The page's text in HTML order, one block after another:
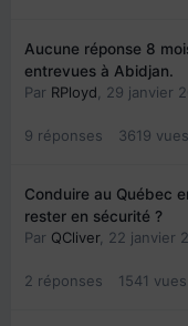
Aucune réponse 8
entrevues à Abidjan.
Par RPloyd 29 janvier
9 réponses 3619 vues
Conduire au Québec
rester en sécurité ?
Par QCliver, 22 janvier
2 réponses 1541 vues